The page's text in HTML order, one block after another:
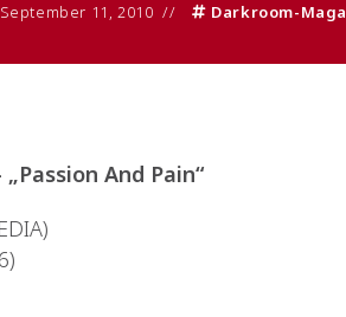
September 11, 2010 Darkroom-
And Pain“